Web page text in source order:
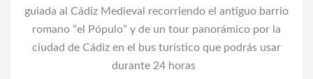
guiada al Cádiz Medieval recorriendo el antiguo barrio
romano “el Pópulo” y de un tour panorámico por la
ciudad de Cádiz en el bus turístico que podrás usar
durante 24 horas